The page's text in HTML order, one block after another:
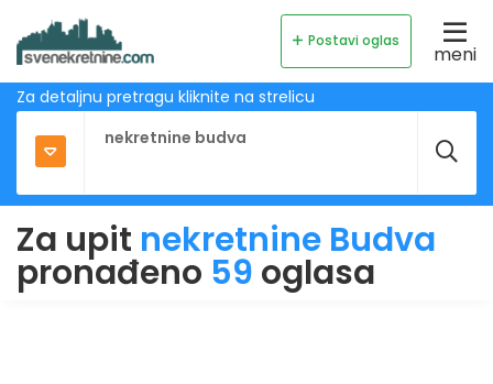
Postavi oglas
meni
Za detaljnu pretragu kliknite na strelicu
Za upit nekretnine Budva
pronađeno 59 oglasa